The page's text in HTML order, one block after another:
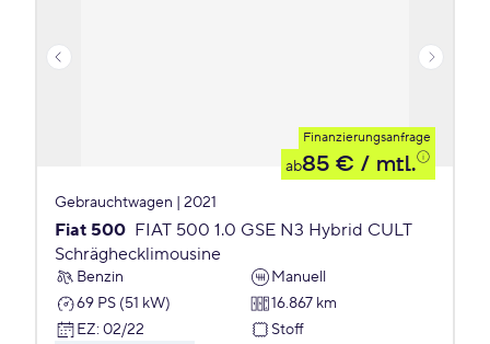
Finanzierungsanfrage
ab85 € / mtl.
Gebrauchtwagen | 2021
Fiat 500 FIAT 500 1.0 GSE N3 Hybrid CULT
Schräghecklimousine
Benzin
Manuell
69 PS (51 kW)
16.867 km
EZ: 02/22 Stoff